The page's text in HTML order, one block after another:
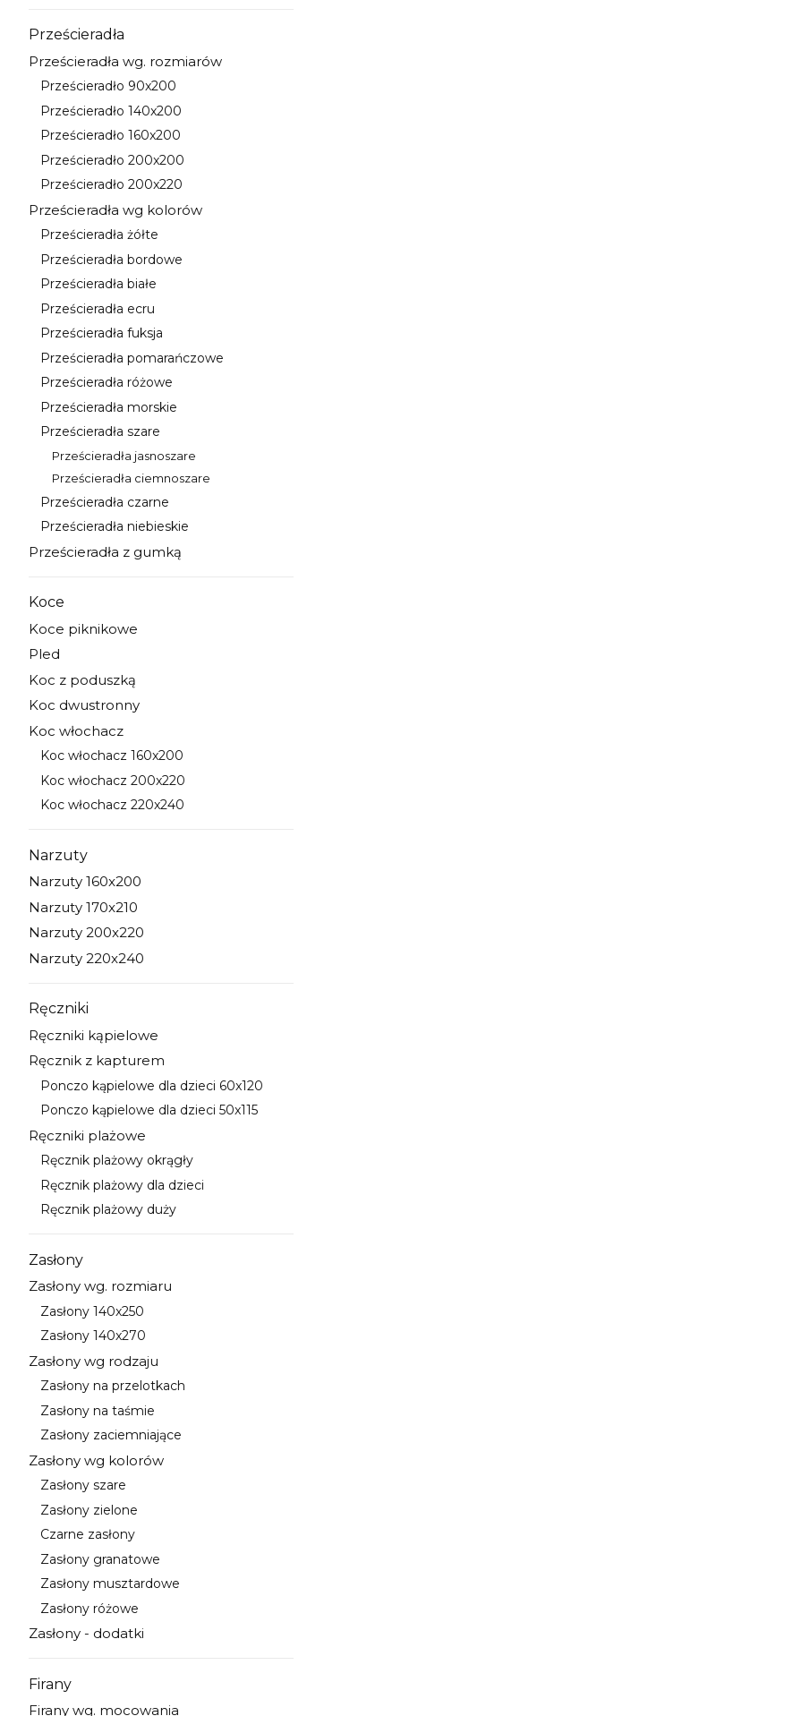
Kategoria - Prześcieradła
Prześcieradła
Kategoria - Prześcieradła wg. rozmiarów
Prześcieradła wg. rozmiarów
Kategoria - Prześcieradło 90x200
Prześcieradło 90x200
Kategoria - Prześcieradło 140x200
Prześcieradło 140x200
Kategoria - Prześcieradło 160x200
Prześcieradło 160x200
Kategoria - Prześcieradło 200x200
Prześcieradło 200x200
Kategoria - Prześcieradło 200x220
Prześcieradło 200x220
Kategoria - Prześcieradła wg kolorów
Prześcieradła wg kolorów
Kategoria - Prześcieradła żółte
Prześcieradła żółte
Kategoria - Prześcieradła bordowe
Prześcieradła bordowe
Kategoria - Prześcieradła białe
Prześcieradła białe
Kategoria - Prześcieradła ecru
Prześcieradła ecru
Kategoria - Prześcieradła fuksja
Prześcieradła fuksja
Kategoria - Prześcieradła pomarańczowe
Prześcieradła pomarańczowe
Kategoria - Prześcieradła różowe
Prześcieradła różowe
Kategoria - Prześcieradła morskie
Prześcieradła morskie
Kategoria - Prześcieradła szare
Prześcieradła szare
Kategoria - Prześcieradła jasnoszare
Prześcieradła jasnoszare
Kategoria - Prześcieradła ciemnoszare
Prześcieradła ciemnoszare
Kategoria - Prześcieradła czarne
Prześcieradła czarne
Kategoria - Prześcieradła niebieskie
Prześcieradła niebieskie
Kategoria - Prześcieradła z gumką
Prześcieradła z gumką
Kategoria - Koce
Koce
Kategoria - Koce piknikowe
Koce piknikowe
Kategoria - Pled
Pled
Kategoria - Koc z poduszką
Koc z poduszką
Kategoria - Koc dwustronny
Koc dwustronny
Kategoria - Koc włochacz
Koc włochacz
Kategoria - Koc włochacz 160x200
Koc włochacz 160x200
Kategoria - Koc włochacz 200x220
Koc włochacz 200x220
Kategoria - Koc włochacz 220x240
Koc włochacz 220x240
Kategoria - Narzuty
Narzuty
Kategoria - Narzuty 160x200
Narzuty 160x200
Kategoria - Narzuty 170x210
Narzuty 170x210
Kategoria - Narzuty 200x220
Narzuty 200x220
Kategoria - Narzuty 220x240
Narzuty 220x240
Kategoria - Ręczniki
Ręczniki
Kategoria - Ręczniki kąpielowe
Ręczniki kąpielowe
Kategoria - Ręcznik z kapturem
Ręcznik z kapturem
Kategoria - Ponczo kąpielowe dla dzieci 60x120
Ponczo kąpielowe dla dzieci 60x120
Kategoria - Ponczo kąpielowe dla dzieci 50x115
Ponczo kąpielowe dla dzieci 50x115
Kategoria - Ręczniki plażowe
Ręczniki plażowe
Kategoria - Ręcznik plażowy okrągły
Ręcznik plażowy okrągły
Kategoria - Ręcznik plażowy dla dzieci
Ręcznik plażowy dla dzieci
Kategoria - Ręcznik plażowy duży
Ręcznik plażowy duży
Kategoria - Zasłony
Zasłony
Kategoria - Zasłony wg. rozmiaru
Zasłony wg. rozmiaru
Kategoria - Zasłony 140x250
Zasłony 140x250
Kategoria - Zasłony 140x270
Zasłony 140x270
Kategoria - Zasłony wg rodzaju
Zasłony wg rodzaju
Kategoria - Zasłony na przelotkach
Zasłony na przelotkach
Kategoria - Zasłony na taśmie
Zasłony na taśmie
Kategoria - Zasłony zaciemniające
Zasłony zaciemniające
Kategoria - Zasłony wg kolorów
Zasłony wg kolorów
Kategoria - Zasłony szare
Zasłony szare
Kategoria - Zasłony zielone
Zasłony zielone
Kategoria - Czarne zasłony
Czarne zasłony
Kategoria - Zasłony granatowe
Zasłony granatowe
Kategoria - Zasłony musztardowe
Zasłony musztardowe
Kategoria - Zasłony różowe
Zasłony różowe
Kategoria - Zasłony - dodatki
Zasłony - dodatki
Kategoria - Firany
Firany
Firany wg. mocowania